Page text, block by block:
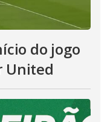
do jogo
United